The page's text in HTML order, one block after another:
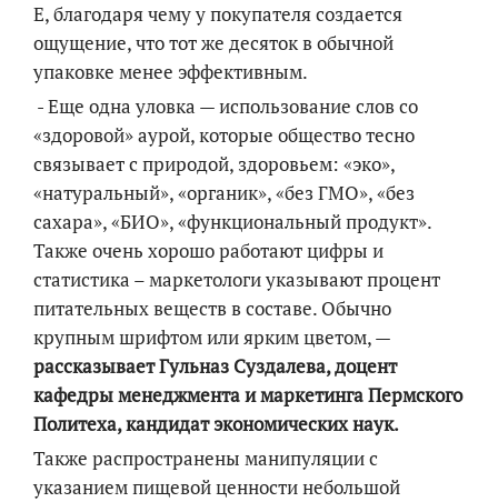
E, благодаря чему у покупателя создается
ощущение, что тот же десяток в обычной
упаковке менее эффективным.
- Еще одна уловка — использование слов со
«здоровой» аурой, которые общество тесно
связывает с природой, здоровьем: «эко»,
«натуральный», «органик», «без ГМО», «без
сахара», «БИО», «функциональный продукт».
Также очень хорошо работают цифры и
статистика – маркетологи указывают процент
питательных веществ в составе. Обычно
крупным шрифтом или ярким цветом, —
рассказывает Гульназ Суздалева, доцент
кафедры менеджмента и маркетинга Пермского
Политеха, кандидат экономических наук.
Также распространены манипуляции с
указанием пищевой ценности небольшой